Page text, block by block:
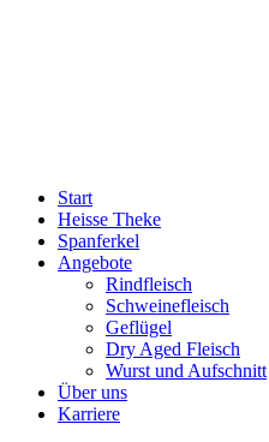
Start
Heisse Theke
Spanferkel
Angebote
Rindfleisch
Schweinefleisch
Geflügel
Dry Aged Fleisch
Wurst und Aufschnitt
Über uns
Karriere